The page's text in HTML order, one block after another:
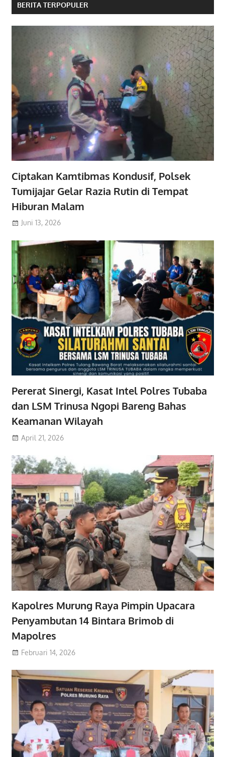
BERITA TERPOPULER
Ciptakan Kamtibmas Kondusif, Polsek
Tumijajar Gelar Razia Rutin di Tempat
Hiburan Malam
Juni 13, 2026
Pererat Sinergi, Kasat Intel Polres Tubaba
dan LSM Trinusa Ngopi Bareng Bahas
Keamanan Wilayah
April 21, 2026
Kapolres Murung Raya Pimpin Upacara
Penyambutan 14 Bintara Brimob di
Mapolres
Februari 14, 2026